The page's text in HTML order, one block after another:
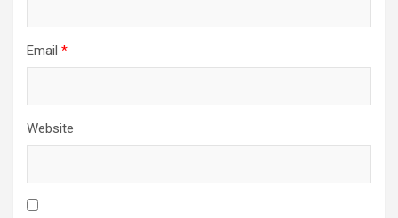
Email *
Website